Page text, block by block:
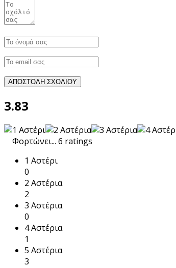
3.83
Φορτώνει... 6 ratings
1 Αστέρι
0
2 Αστέρια
2
3 Αστέρια
0
4 Αστέρια
1
5 Αστέρια
3